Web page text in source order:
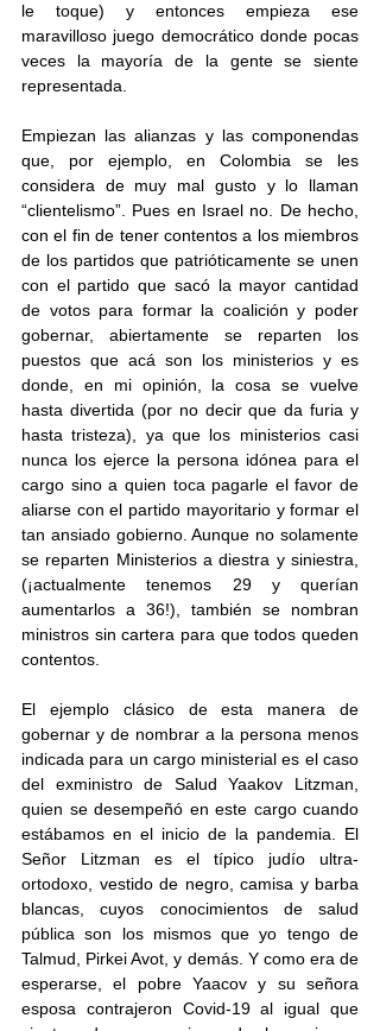
le toque) y entonces empieza ese
maravilloso juego democrático donde pocas
veces la mayoría de la gente se siente
representada.
Empiezan las alianzas y las componendas
que, por ejemplo, en Colombia se les
considera de muy mal gusto y lo llaman
“clientelismo”. Pues en Israel no. De hecho,
con el fin de tener contentos a los miembros
de los partidos que patrióticamente se unen
con el partido que sacó la mayor cantidad
de votos para formar la coalición y poder
gobernar, abiertamente se reparten los
puestos que acá son los ministerios y es
donde, en mi opinión, la cosa se vuelve
hasta divertida (por no decir que da furia y
hasta tristeza), ya que los ministerios casi
nunca los ejerce la persona idónea para el
cargo sino a quien toca pagarle el favor de
aliarse con el partido mayoritario y formar el
tan ansiado gobierno. Aunque no solamente
se reparten Ministerios a diestra y siniestra,
(¡actualmente tenemos 29 y querían
aumentarlos a 36!), también se nombran
ministros sin cartera para que todos queden
contentos.
El ejemplo clásico de esta manera de
gobernar y de nombrar a la persona menos
indicada para un cargo ministerial es el caso
del exministro de Salud Yaakov Litzman,
quien se desempeñó en este cargo cuando
estábamos en el inicio de la pandemia. El
Señor Litzman es el típico judío ultra-
ortodoxo, vestido de negro, camisa y barba
blancas, cuyos conocimientos de salud
pública son los mismos que yo tengo de
Talmud, Pirkei Avot, y demás. Y como era de
esperarse, el pobre Yaacov y su señora
esposa contrajeron Covid-19 al igual que